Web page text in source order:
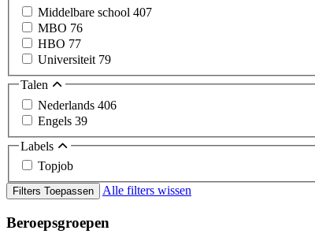
Middelbare school 407
MBO 76
HBO 77
Universiteit 79
Talen
Nederlands 406
Engels 39
Labels
Topjob
Filters Toepassen Alle filters wissen
Beroepsgroepen